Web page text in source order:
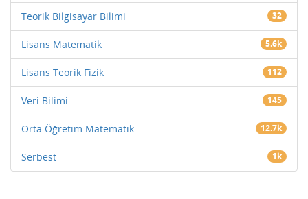
Teorik Bilgisayar Bilimi 32
Lisans Matematik 5.6k
Lisans Teorik Fizik 112
Veri Bilimi 145
Orta Öğretim Matematik 12.7k
Serbest 1k